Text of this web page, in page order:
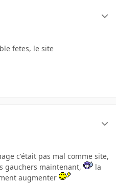
fetes, le site
c'était pas mal comme site,
gauchers maintenant,
la
augmenter